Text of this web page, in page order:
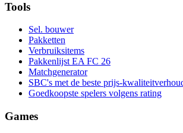
Tools
Sel. bouwer
Pakketten
Verbruiksitems
Pakkenlijst EA FC 26
Matchgenerator
SBC's met de beste prijs-
Goedkoopste spelers volgens rating
Games